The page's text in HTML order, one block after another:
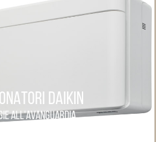
DAIKIN
ALL'AVANGUARDIA